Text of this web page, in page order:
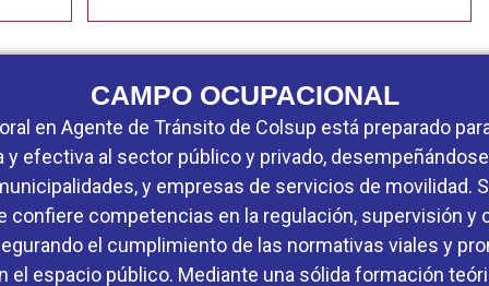
CAMPO OCUPACIONAL
en Agente de Tránsito de Colsup está preparado
y efectiva al sector público y privado,
y empresas de servicios de movilidad.
confiere competencias en la regulación, supervisión y
el cumplimiento de las normativas viales y
el espacio público. Mediante una sólida formación